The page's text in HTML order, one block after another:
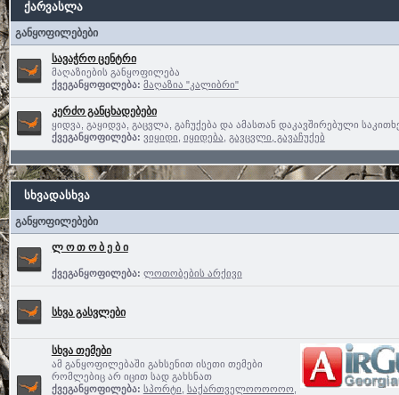
ქარვასლა
განყოფილებები
სავაჭრო ცენტრი
მაღაზიების განყოფილება
ქვეგანყოფილება: მაღაზია "კალიბრი"
კერძო განცხადებები
ყიდვა, გაყიდვა, გაცვლა, გაჩუქება და ამასთან დაკავშირებული
ქვეგანყოფილება: ვიყიდი იყიდება გავცვლი, გავაჩუქებ
სხვადასხვა
განყოფილებები
ლ ო თ ო ბ ე ბ ი
ქვეგანყოფილება: ლოთობების არქივი
სხვა გასვლები
სხვა თემები
ამ განყოფილებაში გახსენით ისეთი თემები
რომლებიც არ იცით სად გახსნათ
ქვეგანყოფილება: სპორტი საქართველოოოოოო,